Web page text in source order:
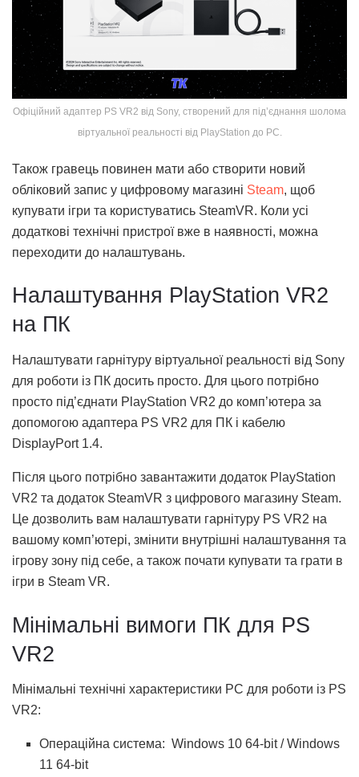
Офіційний адаптер PS VR2 від Sony, створений для під’єднання шолома
віртуальної реальності від PlayStation до PC.
Також гравець повинен мати або створити новий
обліковий запис у цифровому магазині Steam, щоб
купувати ігри та користуватись SteamVR. Коли усі
додаткові технічні пристрої вже в наявності, можна
переходити до налаштувань.
Налаштування PlayStation VR2
на ПК
Налаштувати гарнітуру віртуальної реальності від Sony
для роботи із ПК досить просто. Для цього потрібно
просто під’єднати PlayStation VR2 до комп’ютера за
допомогою адаптера PS VR2 для ПК і кабелю
DisplayPort 1.4.
Після цього потрібно завантажити додаток PlayStation
VR2 та додаток SteamVR з цифрового магазину Steam.
Це дозволить вам налаштувати гарнітуру PS VR2 на
вашому комп’ютері, змінити внутрішні налаштування та
ігрову зону під себе, а також почати купувати та грати в
ігри в Steam VR.
Мінімальні вимоги ПК для PS
VR2
Мінімальні технічні характеристики PC для роботи із PS
VR2:
Операційна система: Windows 10 64-bit / Windows
11 64-bit